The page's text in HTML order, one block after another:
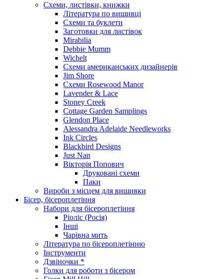
Схеми, листівки, книжки
Література по вишивці
Схеми та буклети
Заготовки для листівок
Mirabilia
Debbie Mumm
Wichelt
Схеми американських дизайнерів
Jim Shore
Cхеми Rosewood Manor
Lavender & Lace
Stoney Creek
Cottage Garden Samplings
Glendon Place
Alessandra Adelaide Needleworks
Ink Circles
Blackbird Designs
Just Nan
Вікторія Попович
Друковані схеми
Паки
Вироби з місцем для вишивки
Бісер, бісероплетіння
Набори для бісероплетіння
Ріоліс (Росія)
Інші
Чарівна мить
Література по бісероплетінню
Інструменти
Дзвіночки *
Голки для роботи з бісером